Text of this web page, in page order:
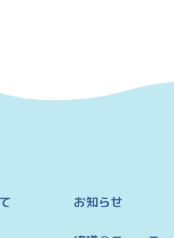
お知らせ